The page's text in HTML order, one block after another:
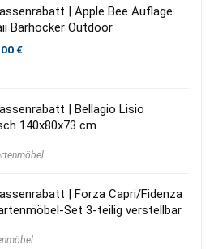
| Apple Bee Auflage
Barhocker Outdoor
€Aktueller
| Bellagio Lisio
140x80x73 cm
| Forza Capri/Fidenza
Set 3-teilig verstellbar